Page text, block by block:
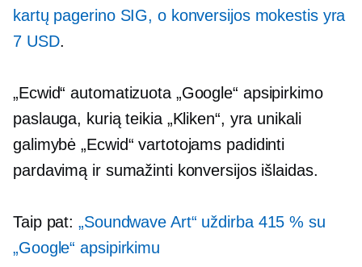
kartų pagerino SIG, o konversijos mokestis yra
7 USD.
„Ecwid“ automatizuota „Google“ apsipirkimo
paslauga, kurią teikia „Kliken“, yra unikali
galimybė „Ecwid“ vartotojams padidinti
pardavimą ir sumažinti konversijos išlaidas.
Taip pat:„Soundwave Art“ uždirba 415 % su
„Google“ apsipirkimu